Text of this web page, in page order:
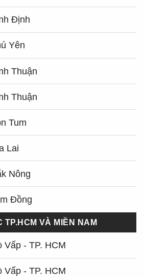
Định
Yên
Thuận
Thuận
Tum
Lai
Nông
Đồng
TP.HCM VÀ MIỀN NAM
Vấp - TP. HCM
Vấp - TP. HCM